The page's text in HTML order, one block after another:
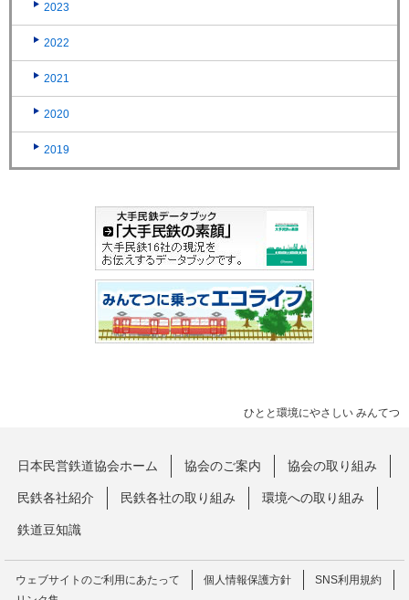
2023
2022
2021
2020
2019
ひとと環境にやさしい みんてつ
日本民営鉄道協会ホーム 協会のご案内 協会の取り組み
民鉄各社紹介 民鉄各社の取り組み 環境への取り組み
鉄道豆知識
ウェブサイトのご利用にあたって 個人情報保護方針
SNS利用規約